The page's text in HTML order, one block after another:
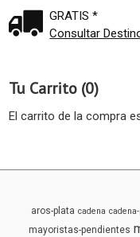
GRATIS *
Consultar
Tu Carrito (0)
El carrito de la compra
aros-plata cadena
mayoristas-pendientes